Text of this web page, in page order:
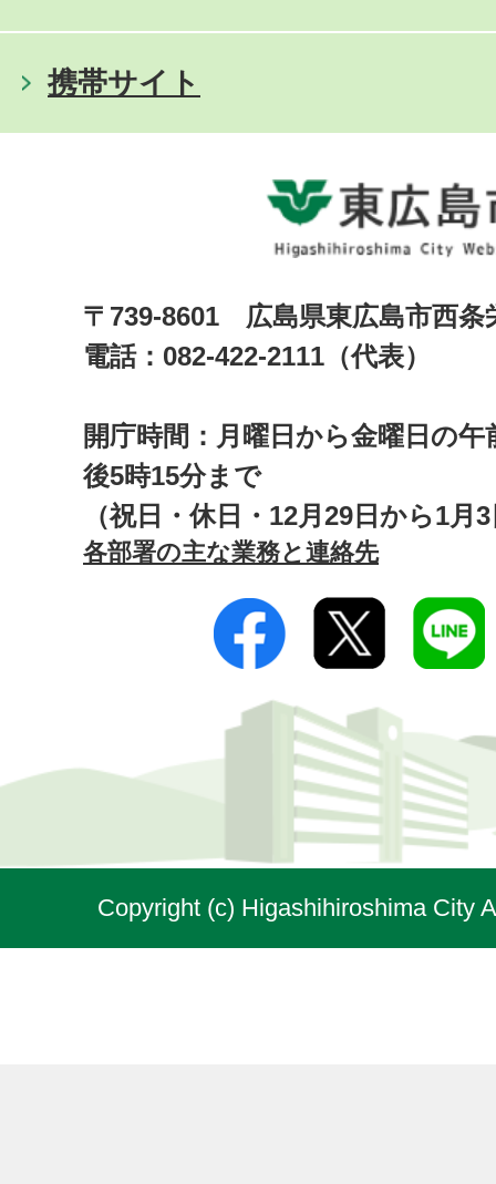
携帯サイト
〒739-8601 広島県東広島市西
電話：082-422-2111（代表）
開庁時間：月曜日から金曜日の午
後5時15分まで
（祝日・休日・12月29日から1月
各部署の主な業務と連絡先
Copyright (c) Higashihiroshima City